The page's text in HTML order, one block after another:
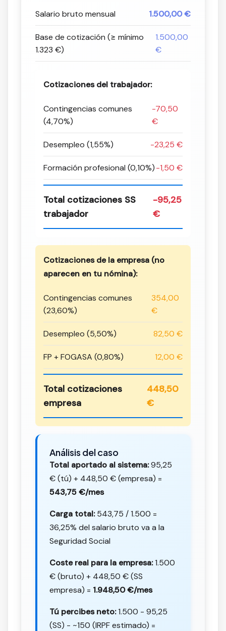
Salario bruto mensual 1.500,00 €
Base de cotización (≥ mínimo
1.323 €)
1.500,00
€
Cotizaciones del trabajador:
Contingencias comunes
(4,70%)
-70,50
€
Desempleo (1,55%) -23,25 €
Formación profesional (0,10%)-1,50 €
Total cotizaciones SS
trabajador
-95,25
€
Cotizaciones de la empresa (no
aparecen en tu nómina):
Contingencias comunes
(23,60%)
354,00
€
Desempleo (5,50%) 82,50 €
FP + FOGASA (0,80%) 12,00 €
Total cotizaciones
empresa
448,50
€
Análisis del caso
Total aportado al sistema:95,25
€ (tú) + 448,50 € (empresa) =
543,75 €/mes
Carga total:543,75 / 1.500 =
36,25% del salario bruto va a la
Seguridad Social
Coste real para la empresa:1.500
€ (bruto) + 448,50 € (SS
empresa) = 1.948,50 €/mes
Tú percibes neto:1.500 - 95,25
(SS) - ~150 (IRPF estimado) =